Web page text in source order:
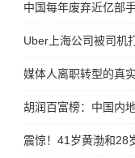
中国每年废弃近亿部
Uber上海公司被司机
媒体人离职转型的真
胡润百富榜：中国内
震惊！41岁黄渤和28